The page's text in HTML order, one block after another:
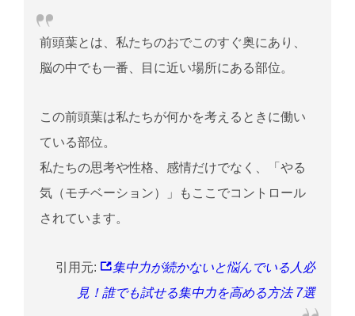
前頭葉とは、私たちのおでこのすぐ奥にあり、
脳の中でも一番、目に近い場所にある部位。
この前頭葉は私たちが何かを考えるときに働い
ている部位。
私たちの思考や性格、感情だけでなく、「やる
気（モチベーション）」もここでコントロール
されています。
引用元:
集中力が続かないと悩んでいる人必
見！誰でも試せる集中力を高める方法 7選